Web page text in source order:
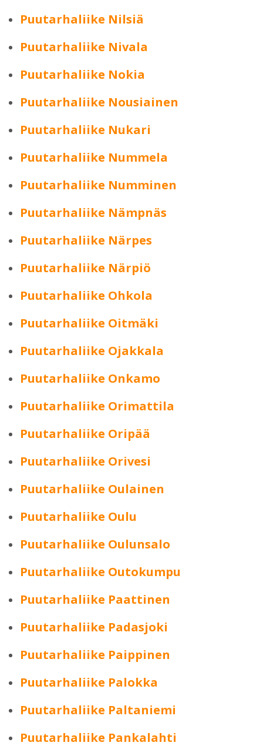
Puutarhaliike Nilsiä
Puutarhaliike Nivala
Puutarhaliike Nokia
Puutarhaliike Nousiainen
Puutarhaliike Nukari
Puutarhaliike Nummela
Puutarhaliike Numminen
Puutarhaliike Nämpnäs
Puutarhaliike Närpes
Puutarhaliike Närpiö
Puutarhaliike Ohkola
Puutarhaliike Oitmäki
Puutarhaliike Ojakkala
Puutarhaliike Onkamo
Puutarhaliike Orimattila
Puutarhaliike Oripää
Puutarhaliike Orivesi
Puutarhaliike Oulainen
Puutarhaliike Oulu
Puutarhaliike Oulunsalo
Puutarhaliike Outokumpu
Puutarhaliike Paattinen
Puutarhaliike Padasjoki
Puutarhaliike Paippinen
Puutarhaliike Palokka
Puutarhaliike Paltaniemi
Puutarhaliike Pankalahti